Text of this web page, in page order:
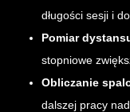
długości sesji i
Pomiar
stopniowe
Obliczanie
dalszej pracy